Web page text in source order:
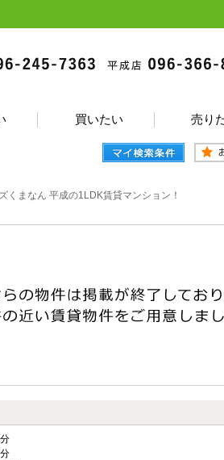
買いたい 売り
くまなん 平成の1LDK賃貸マンション！